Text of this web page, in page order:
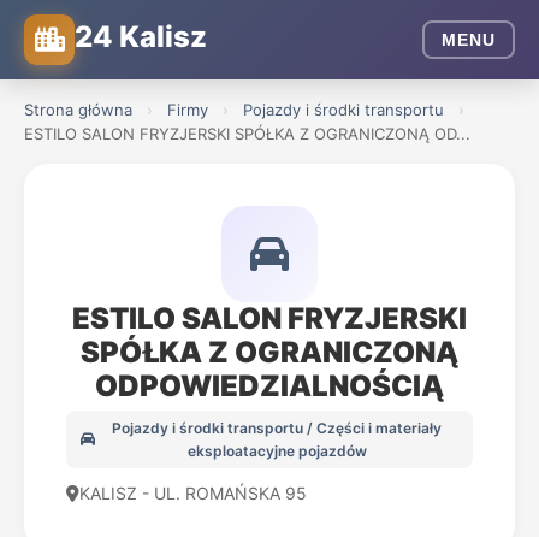
24 Kalisz MENU
Strona główna › Firmy › Pojazdy i środki transportu
›
ESTILO SALON FRYZJERSKI SPÓŁKA Z OGRANICZONĄ OD...
ESTILO SALON FRYZJERSKI
SPÓŁKA Z OGRANICZONĄ
ODPOWIEDZIALNOŚCIĄ
Pojazdy i środki transportu / Części i materiały
eksploatacyjne pojazdów
KALISZ - UL. ROMAŃSKA 95